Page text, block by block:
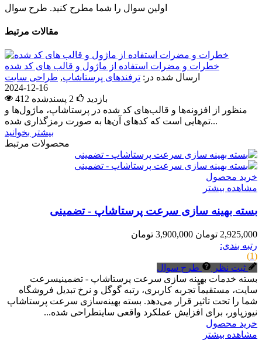
اولین سوال را شما مطرح کنید. طرح سوال
مقالات مرتبط
خطرات و مضرات استفاده از ماژول و قالب های کد شده
ارسال شده در: ترفندهای پرستاشاپ, طراحی سایت
2024-12-16
412 بازدید
2 پسندشده
منظور از افزونه‌ها و قالب‌های کد شده در پرستاشاپ، ماژول‌ها و
تم‌هایی است که کدهای آن‌ها به صورت رمزگذاری شده...
بیشتر بخوانید
محصولات مرتبط
خرید محصول
مشاهده بیشتر
بسته بهینه سازی سرعت پرستاشاپ - تضمینی
2,925,000 تومان
3,900,000 تومان
رتبه بندی:
(1)
ثبت نظر
طرح سوال
بسته خدمات بهینه سازی سرعت پرستاشاپ - تضمینیسرعت
سایت، مستقیماً تجربه کاربری، رتبه گوگل و نرخ تبدیل فروشگاه
شما را تحت تاثیر قرار می‌دهد. بسته بهینه‌سازی سرعت پرستاشاپ
نیوزپاور، برای افزایش عملکرد واقعی سایتطراحی شده...
خرید محصول
مشاهده بیشتر